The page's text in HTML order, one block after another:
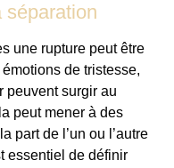
séparation
une rupture peut être
de tristesse,
peuvent surgir au
peut mener à des
part de l’un ou l’autre
essentiel de définir